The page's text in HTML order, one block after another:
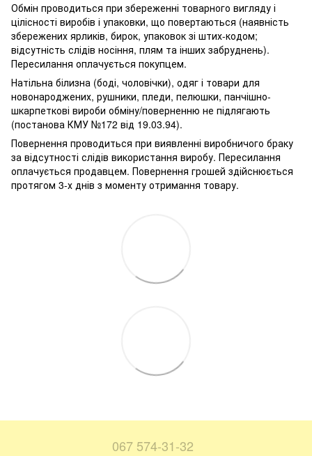
Обмін проводиться при збереженні товарного вигляду і
цілісності виробів і упаковки, що повертаються (наявність
збережених ярликів, бирок, упаковок зі штих-кодом;
відсутність слідів носіння, плям та інших забруднень).
Пересилання оплачується покупцем.
Натільна білизна (боді, чоловічки), одяг і товари для
новонароджених, рушники, пледи, пелюшки, панчішно-
шкарпеткові вироби обміну/поверненню не підлягають
(постанова КМУ №172 від 19.03.94).
Повернення проводиться при виявленні виробничого браку
за відсутності слідів використання виробу. Пересилання
оплачується продавцем. Повернення грошей здійснюється
протягом 3-х днів з моменту отримання товару.
067 574-31-32